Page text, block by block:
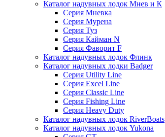
Каталог надувных лодок Мнев и К
Серия Мневка
Серия Мурена
Серия Туз
Серия Кайман N
Серия Фаворит F
Каталог надувных лодок Флинк
Каталог надувных лодки Badger
Серия Utility Line
Серия Excel Line
Серия Classic Line
Серия Fishing Line
Серия Heavy Duty
Каталог надувных лодок RiverBoats
Каталог надувных лодок Yukona